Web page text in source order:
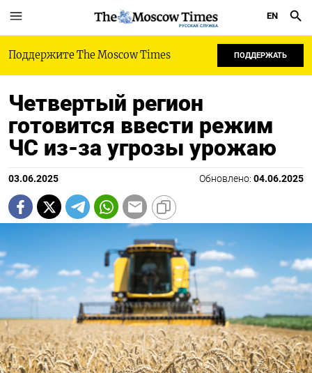
РУССКАЯ СЛУЖБА
EN
Поддержите The Moscow Times ПОДДЕРЖАТЬ
Четвертый регион
готовится ввести режим
ЧС из-за угрозы урожаю
03.06.2025 Обновлено: 04.06.2025